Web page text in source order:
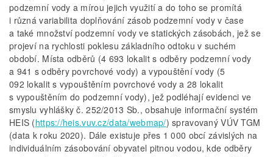
podzemní vody a mírou jejich využití a do toho se promítá
i různá variabilita doplňování zásob podzemní vody v čase
a také množství podzemní vody ve statických zásobách, jež se
projeví na rychlosti poklesu základního odtoku v suchém
období. Místa odběrů (4 693 lokalit s odběry podzemní vody
a 941 s odběry povrchové vody) a vypouštění vody (5
092 lokalit s vypouštěním povrchové vody a 28 lokalit
s vypouštěním do podzemní vody), jež podléhají evidenci ve
smyslu vyhlášky č. 252/2013 Sb., obsahuje informační systém
HEIS (https://heis.vuv.cz/data/webmap/) spravovaný VÚV TGM
(data k roku 2020). Dále existuje přes 1 000 obcí závislých na
individuálním zásobování obyvatel pitnou vodou, kde odběry